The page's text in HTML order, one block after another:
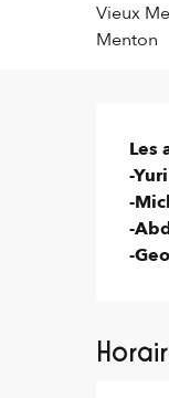
Vieux
Menton
Les
-
-
-
-